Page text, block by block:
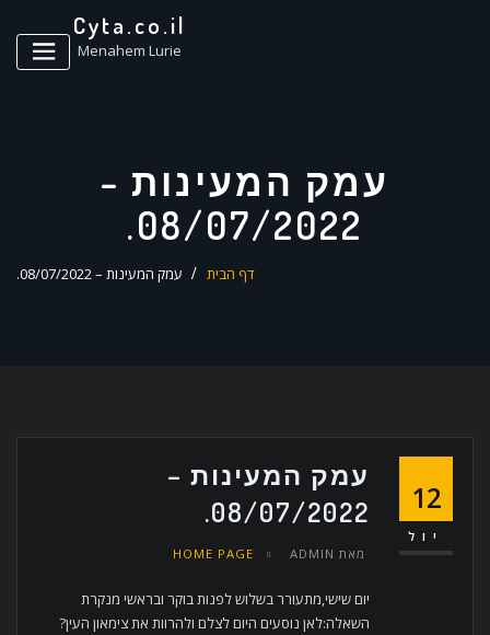
Cyta.co.il
Menahem Lurie
עמק המעינות –
08/07/2022.
דף הבית עמק המעינות – 08/07/2022.
12
יול
עמק המעינות –
08/07/2022.
מאת ADMIN
HOME PAGE
יום שישי,מתעורר בשלוש לפנות בוקר ובראשי מנקרת
השאלה:לאן נוסעים היום לצלם ולהרוות את צימאון העין?